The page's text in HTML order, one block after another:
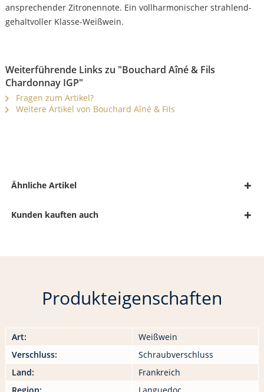
ansprechender Zitronennote. Ein vollharmonischer strahlend-
gehaltvoller Klasse-Weißwein.
Weiterführende Links zu "Bouchard Aîné & Fils
Chardonnay IGP"
Fragen zum Artikel?
Weitere Artikel von Bouchard Aîné & Fils
Ähnliche Artikel
Kunden kauften auch
Produkteigenschaften
Art:
Weißwein
Verschluss:
Schraubverschluss
Land:
Frankreich